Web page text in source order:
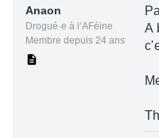
Anaon
Drogué·e à l’AFéine
Membre depuis 24 ans
A